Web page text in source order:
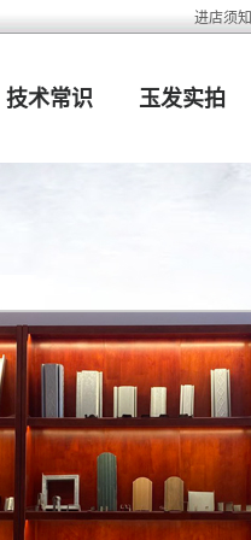
进店须知
技术常识 玉发实拍